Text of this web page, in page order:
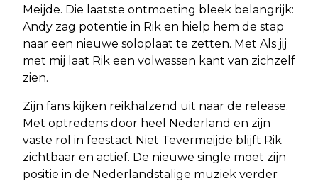
Meijde. Die laatste ontmoeting bleek belangrijk:
Andy zag potentie in Rik en hielp hem de stap
naar een nieuwe soloplaat te zetten. Met Als jij
met mij laat Rik een volwassen kant van zichzelf
zien.
Zijn fans kijken reikhalzend uit naar de release.
Met optredens door heel Nederland en zijn
vaste rol in feestact Niet Tevermeijde blijft Rik
zichtbaar en actief. De nieuwe single moet zijn
positie in de Nederlandstalige muziek verder